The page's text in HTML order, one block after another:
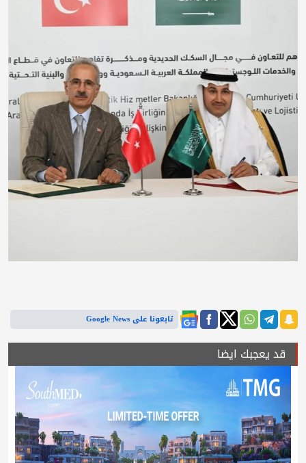
تابعونا على Google News
قد يعجبك ايضا